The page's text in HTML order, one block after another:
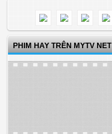
PHIM HAY TRÊN MYTV NET